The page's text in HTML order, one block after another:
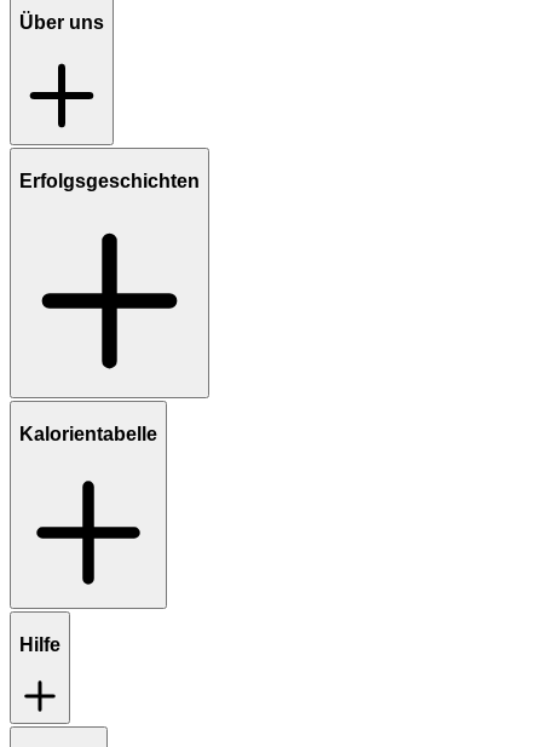
Über uns
Erfolgsgeschichten
Kalorientabelle
Hilfe